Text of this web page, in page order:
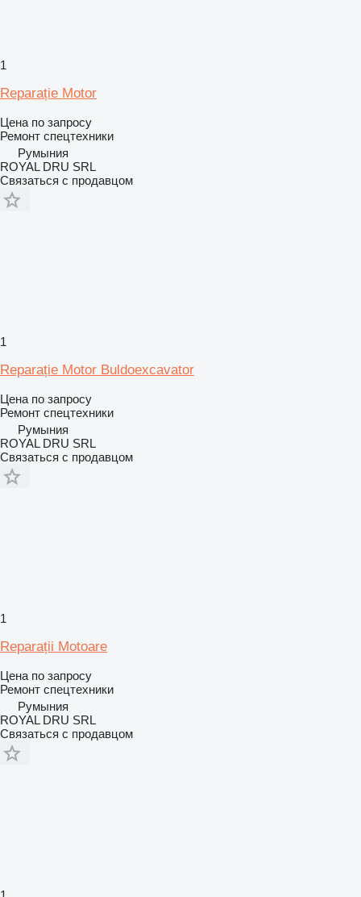
1
Reparație Motor
Цена по запросу
Ремонт спецтехники
Румыния
ROYAL DRU SRL
Связаться с продавцом
1
Reparație Motor Buldoexcavator
Цена по запросу
Ремонт спецтехники
Румыния
ROYAL DRU SRL
Связаться с продавцом
1
Reparații Motoare
Цена по запросу
Ремонт спецтехники
Румыния
ROYAL DRU SRL
Связаться с продавцом